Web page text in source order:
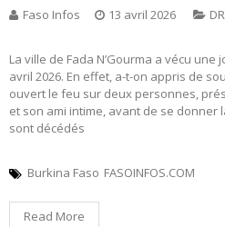
Faso Infos 13 avril 2026
La ville de Fada N’Gourma a vécu
avril 2026. En effet, a-t-on appris de
ouvert le feu sur deux personnes,
et son ami intime, avant de se donner
sont décédés
Burkina Faso FASOINFOS.COM
Read More